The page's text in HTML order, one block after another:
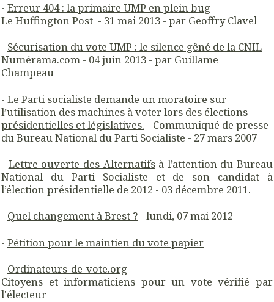
- Erreur 404 : la primaire UMP en plein bug
Le Huffington Post - 31 mai 2013 - par Geoffry Clavel
- Sécurisation du vote UMP : le silence gêné de la CNIL
Numérama.com - 04 juin 2013 - par Guillame
Champeau
- Le Parti socialiste demande un moratoire sur
l’utilisation des machines à voter lors des élections
présidentielles et législatives. - Communiqué de presse
du Bureau National du Parti Socialiste - 27 mars 2007
- Lettre ouverte des Alternatifsà l’attention du Bureau
National du Parti Socialiste et de son candidat à
l’élection présidentielle de 2012 - 03 décembre 2011.
- Quel changement à Brest ? - lundi, 07 mai 2012
- Pétition pour le maintien du vote papier
- Ordinateurs-de-vote.org
Citoyens et informaticiens pour un vote vérifié par
l'électeur